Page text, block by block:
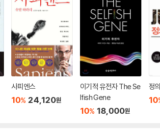
사피엔스
10% 24,120원
이기적 유전자 The Se
lfish Gene
10% 18,000원
정
10